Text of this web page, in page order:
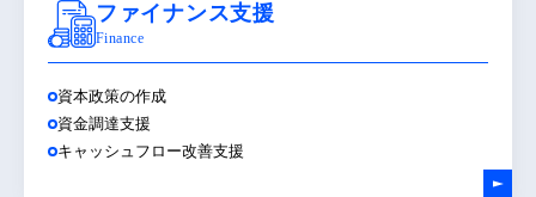
ファイナンス支援
Finance
資本政策の作成
資金調達支援
キャッシュフロー改善支援